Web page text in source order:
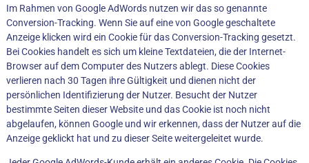
Im Rahmen von Google AdWords nutzen wir das so genannte
Conversion-Tracking. Wenn Sie auf eine von Google geschaltete
Anzeige klicken wird ein Cookie für das Conversion-Tracking gesetzt.
Bei Cookies handelt es sich um kleine Textdateien, die der Internet-
Browser auf dem Computer des Nutzers ablegt. Diese Cookies
verlieren nach 30 Tagen ihre Gültigkeit und dienen nicht der
persönlichen Identifizierung der Nutzer. Besucht der Nutzer
bestimmte Seiten dieser Website und das Cookie ist noch nicht
abgelaufen, können Google und wir erkennen, dass der Nutzer auf die
Anzeige geklickt hat und zu dieser Seite weitergeleitet wurde.